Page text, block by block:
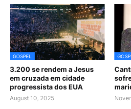
GOSPEL
3.200 se rendem a Jesus
em cruzada em cidade
progressista dos EUA
August 10, 2025